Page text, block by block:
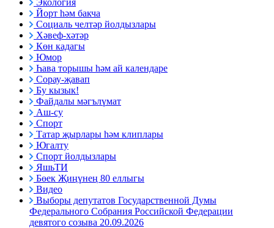
Экология
Йорт һәм бакча
Социаль челтәр йолдызлары
Хәвеф-хәтәр
Көн кадагы
Юмор
Һава торышы һәм ай календаре
Сорау-җавап
Бу кызык!
Файдалы мәгълүмат
Аш-су
Спорт
Татар җырлары һәм клиплары
Югалту
Спорт йолдызлары
ЯшьТИ
Бөек Җиңүнең 80 еллыгы
Видео
Выборы депутатов Государственной Думы
Федерального Собрания Российской Федерации
девятого созыва 20.09.2026